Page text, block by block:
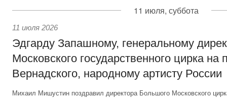
11 июля, суббота
11 июля 2026
Эдгарду Запашному, генеральному
Московского государственного цирка на
Вернадского, народному артисту России
Михаил Мишустин поздравил директора Большого Московского